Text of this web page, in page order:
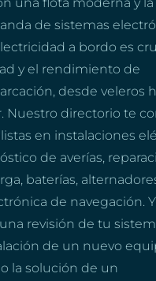
de sistemas
a bordo es
y el rendimiento de
desde veleros
Nuestro directorio te
en instalaciones
de averías,
baterías,
de navegación.
revisión de tu
de un nuevo
la solución de un